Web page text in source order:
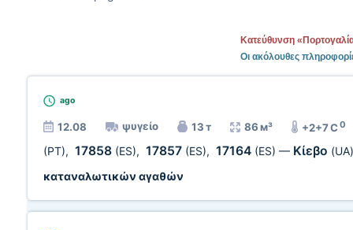
Κατεύθυνση
Οι ακόλουθες
ago
12.08 ψυγείο 13 т 86 м³ +2+7 C0
(PT), 17858 (ES), 17857 (ES), 17164 (ES) — Κίεβο (UA)
καταναλωτικών αγαθών